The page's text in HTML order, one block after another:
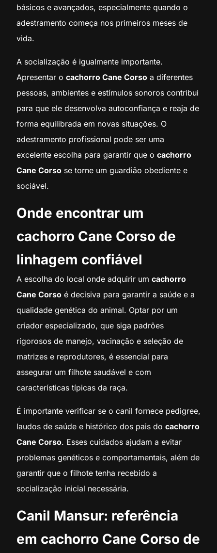
básicos e avançados, especialmente quando o
adestramento começa nos primeiros meses de
vida.
A socialização é igualmente importante.
Apresentar o cachorro Cane Corsoa diferentes
pessoas, ambientes e estímulos sonoros contribui
para que ele desenvolva autoconfiança e reaja de
forma equilibrada em novas situações. O
adestramento profissional pode ser uma
excelente escolha para garantir que o cachorro
Cane Corsose torne um guardião obediente e
sociável.
Onde encontrar um
cachorro Cane Corso de
linhagem confiável
A escolha do local onde adquirir um cachorro
Cane Corsoé decisiva para garantir a saúde e a
qualidade genética do animal. Optar por um
criador especializado, que siga padrões
rigorosos de manejo, vacinação e seleção de
matrizes e reprodutores, é essencial para
assegurar um filhote saudável e com
características típicas da raça.
É importante verificar se o canil fornece pedigree,
laudos de saúde e histórico dos pais do cachorro
Cane Corso. Esses cuidados ajudam a evitar
problemas genéticos e comportamentais, além de
garantir que o filhote tenha recebido a
socialização inicial necessária.
Canil Mansur: referência
em cachorro Cane Corso de